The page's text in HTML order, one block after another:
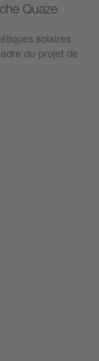
Quaze
solaires
du projet de